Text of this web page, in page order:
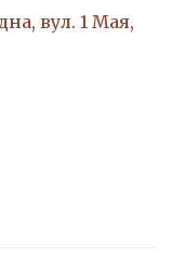
вул. 1 Мая,